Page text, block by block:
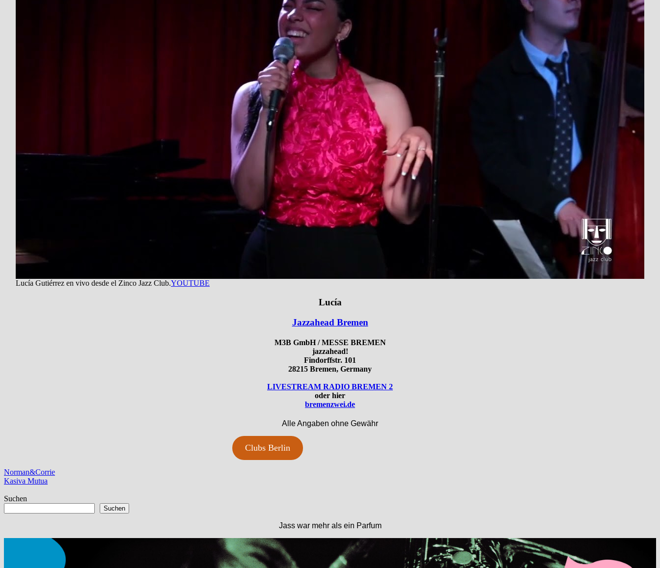
Lucía Gutiérrez en vivo desde el Zinco Jazz Club.YOUTUBE
Lucía
Jazzahead Bremen
M3B GmbH / MESSE BREMEN
jazzahead!
Findorffstr. 101
28215 Bremen, Germany
LIVESTREAM RADIO BREMEN 2
oder hier
bremenzwei.de
Alle Angaben ohne Gewähr
Clubs Berlin
Beitragsnavigation
Vorheriger
Beitrag:
Norman&Corrie
Nächster
Kasiva Mutua
Suchen
Suchen
Jass war mehr als ein Parfum